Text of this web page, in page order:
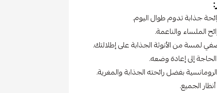
جذابة تدوم طوال اليوم.
الملساء والناعمة.
لمسة من الأنوثة الجذابة على إطلالتك.
إلى إعادة وضعه.
بفضل رائحته الجذابة والمغرية.
الجميع.